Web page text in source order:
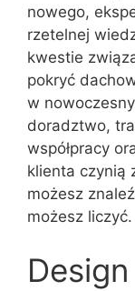
nowego,
rzetelnej
kwestie
pokryć
w
doradztwo,
współpracy
klienta czynią
możesz
możesz liczyć.